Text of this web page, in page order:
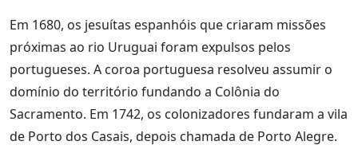
Em 1680, os jesuítas espanhóis que criaram missões
próximas ao rio Uruguai foram expulsos pelos
portugueses. A coroa portuguesa resolveu assumir o
domínio do território fundando a Colônia do
Sacramento. Em 1742, os colonizadores fundaram a vila
de Porto dos Casais, depois chamada de Porto Alegre.